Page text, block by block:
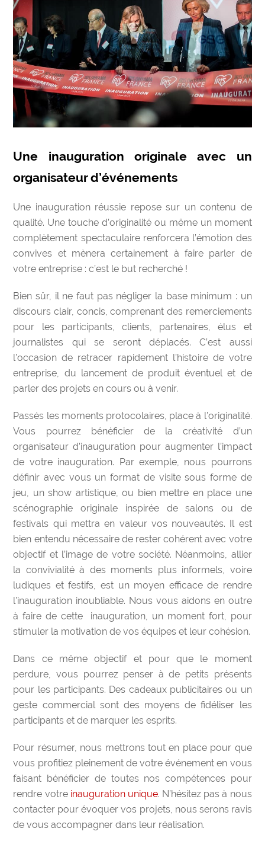
Une inauguration originale avec un
organisateur d’événements
Une inauguration réussie repose sur un contenu de
qualité. Une touche d’originalité ou même un moment
complètement spectaculaire renforcera l’émotion des
convives et mènera certainement à faire parler de
votre entreprise : c’est le but recherché !
Bien sûr, il ne faut pas négliger la base minimum : un
discours clair, concis, comprenant des remerciements
pour les participants, clients, partenaires, élus et
journalistes qui se seront déplacés. C’est aussi
l’occasion de retracer rapidement l’histoire de votre
entreprise, du lancement de produit éventuel et de
parler des projets en cours ou à venir.
Passés les moments protocolaires, place à l’originalité.
Vous pourrez bénéficier de la créativité d’un
organisateur d’inauguration pour augmenter l’impact
de votre inauguration. Par exemple, nous pourrons
définir avec vous un format de visite sous forme de
jeu, un show artistique, ou bien mettre en place une
scénographie originale inspirée de salons ou de
festivals qui mettra en valeur vos nouveautés. Il est
bien entendu nécessaire de rester cohérent avec votre
objectif et l’image de votre société. Néanmoins, allier
la convivialité à des moments plus informels, voire
ludiques et festifs, est un moyen efficace de rendre
l’inauguration inoubliable. Nous vous aidons en outre
à faire de cette
inauguration, un moment fort, pour
stimuler la motivation de vos équipes et leur cohésion.
Dans ce même objectif et pour que le moment
perdure, vous pourrez penser à de petits présents
pour les participants. Des cadeaux publicitaires ou un
geste commercial sont des moyens de fidéliser les
participants et de marquer les esprits.
Pour résumer, nous mettrons tout en place pour que
vous profitiez pleinement de votre événement en vous
faisant bénéficier de toutes nos compétences pour
rendre votre inauguration unique. N’hésitez pas à nous
contacter pour évoquer vos projets, nous serons ravis
de vous accompagner dans leur réalisation.